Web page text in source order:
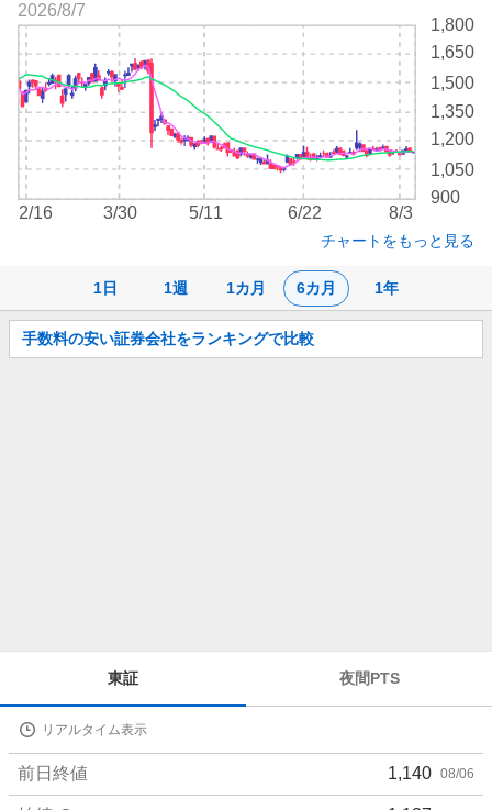
1日 1週 1カ月 6カ月 1年
900
1,050
1,200
1,350
1,500
1,650
1,800
2/16 3/30 5/11 6/22 8/3
2026/8/7
チャートをもっと見る
お
知
手数料の安い証券会社をランキングで比較
詳
値
東証 夜間PTS
リアルタイム表示
前日終値 1,140 08/06